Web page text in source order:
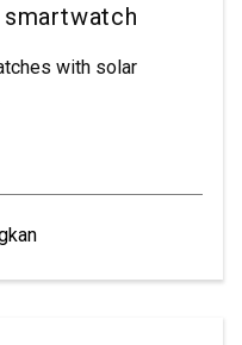
with solar